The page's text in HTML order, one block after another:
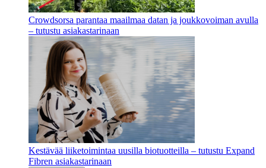
Crowdsorsa parantaa maailmaa datan ja joukkovoiman avulla
– tutustu asiakastarinaan
Kestävää liiketoimintaa uusilla biotuotteilla – tutustu Expand
Fibren asiakastarinaan